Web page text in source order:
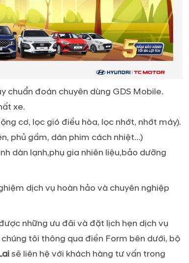
chuẩn đoán chuyên dùng GDS Mobile.
xe.
cơ, lọc gió điều hòa, lọc nhớt, nhớt máy).
phủ gầm, dán phim cách nhiệt…)
dàn lạnh,phụ gia nhiên liệu,bảo dưỡng
dịch vụ hoàn hảo và chuyên nghiệp
những ưu đãi và đặt lịch hẹn dịch vụ
tôi thông qua điền Form bên dưới, bộ
sẽ liên hệ với khách hàng tư vấn trong